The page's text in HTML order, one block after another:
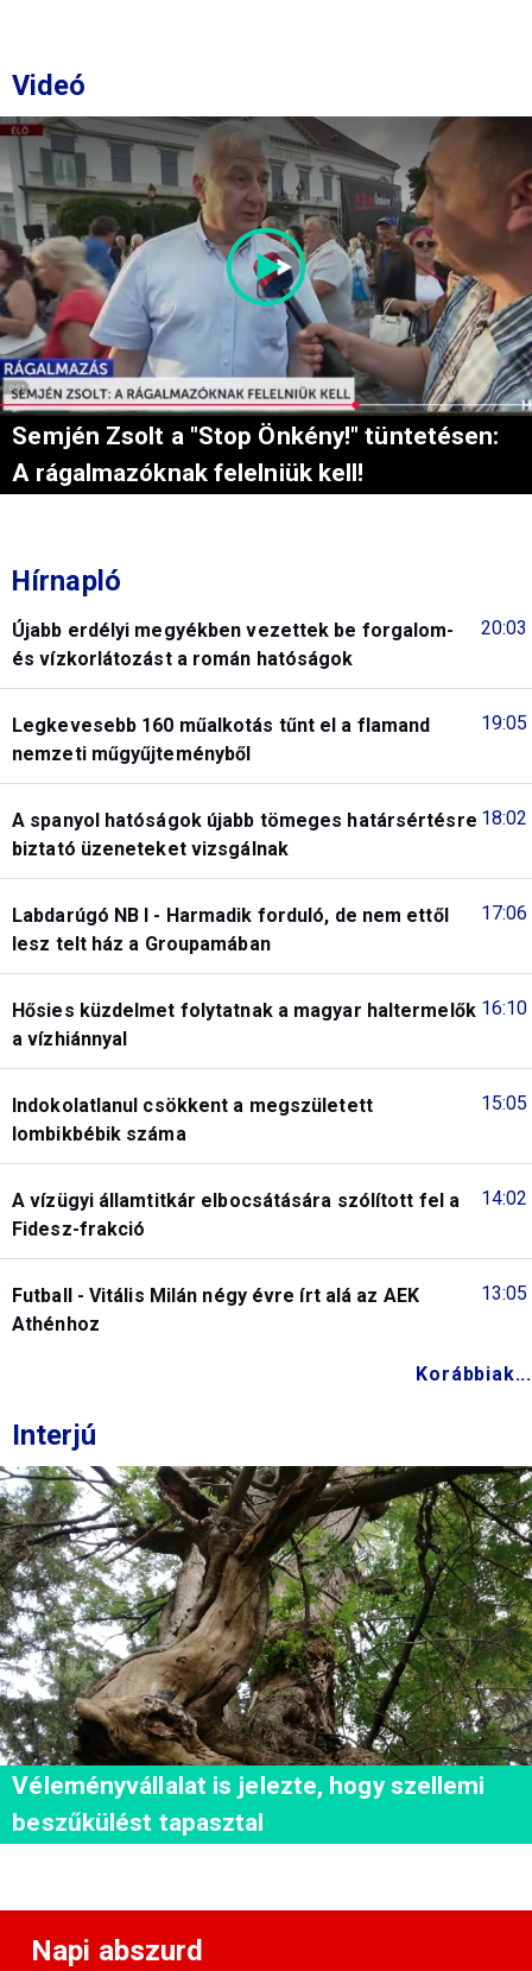
Videó
Semjén Zsolt a "Stop Önkény!" tüntetésen:
A rágalmazóknak felelniük kell!
Hírnapló
20:03
Újabb erdélyi megyékben vezettek be forgalom-
és vízkorlátozást a román hatóságok
19:05
Legkevesebb 160 műalkotás tűnt el a flamand
nemzeti műgyűjteményből
18:02
A spanyol hatóságok újabb tömeges határsértésre
biztató üzeneteket vizsgálnak
17:06
Labdarúgó NB I - Harmadik forduló, de nem ettől
lesz telt ház a Groupamában
16:10
Hősies küzdelmet folytatnak a magyar haltermelők
a vízhiánnyal
15:05
Indokolatlanul csökkent a megszületett
lombikbébik száma
14:02
A vízügyi államtitkár elbocsátására szólított fel a
Fidesz-frakció
13:05
Futball - Vitális Milán négy évre írt alá az AEK
Athénhoz
Korábbiak...
Interjú
Véleményvállalat is jelezte, hogy szellemi
beszűkülést tapasztal
Napi abszurd